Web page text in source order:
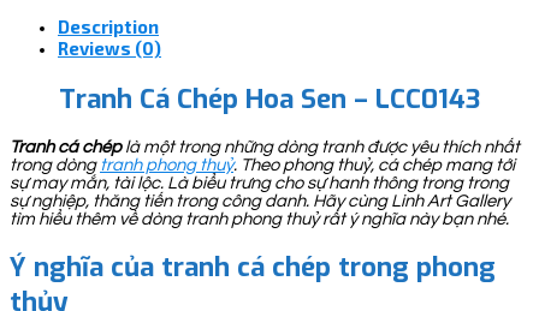
Description
Reviews (0)
Tranh Cá Chép Hoa Sen – LCC0143
Tranh cá chéplà một trong những dòng tranh được yêu thích nhất
trong dòng tranh phong thuỷ. Theo phong thuỷ, cá chép mang tới
sự may mắn, tài lộc. Là biểu trưng cho sự hanh thông trong trong
sự nghiệp, thăng tiến trong công danh. Hãy cùng Linh Art Gallery
tìm hiểu thêm về dòng tranh phong thuỷ rất ý nghĩa này bạn nhé.
Ý nghĩa của tranh cá chép trong phong
thủy